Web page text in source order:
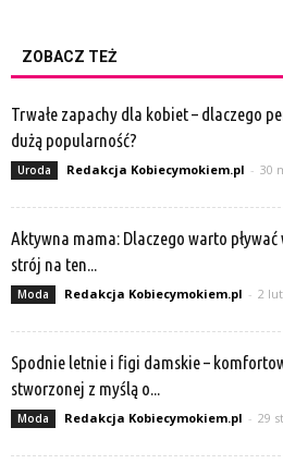
ZOBACZ TEŻ
Trwałe zapachy dla kobiet – dlaczego
dużą popularność?
Uroda Redakcja Kobiecymokiem.pl - 30
Aktywna mama: Dlaczego warto
strój na ten...
Moda Redakcja Kobiecymokiem.pl - 2
Spodnie letnie i figi damskie –
stworzonej z myślą o...
Moda Redakcja Kobiecymokiem.pl - 29